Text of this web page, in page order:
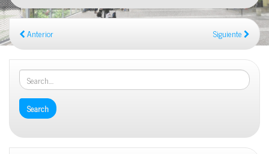
Anterior Siguiente